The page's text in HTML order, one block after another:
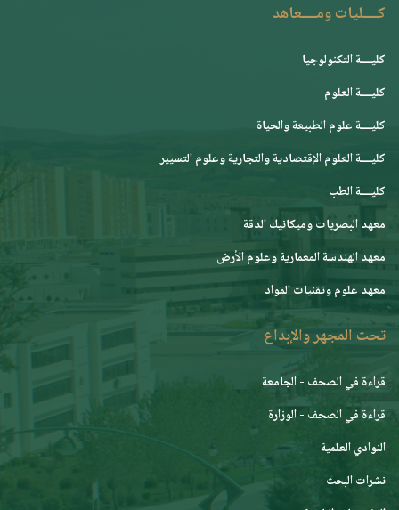
كــــليات ومــــعاهد
كليــــة التكنولوجيا
كليــــة العلوم
كليــــة علوم الطبيعة والحياة
كليــــة العلوم الإقتصادية والتجارية وعلوم التسيير
كليــــة الطب
معهد البصريات وميكانيك الدقة
معهد الهندسة المعمارية وعلوم الأرض
معهد علوم وتقنيات المواد
تحت المجهر والإبداع
قراءة في الصحف - الجامعة
قراءة في الصحف - الوزارة
النوادي العلمية
نشرات البحث